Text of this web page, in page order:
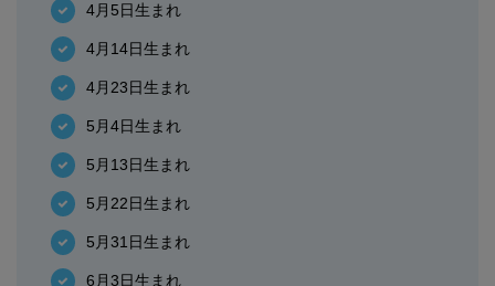
4月5日生まれ
4月14日生まれ
4月23日生まれ
5月4日生まれ
5月13日生まれ
5月22日生まれ
5月31日生まれ
6月3日生まれ